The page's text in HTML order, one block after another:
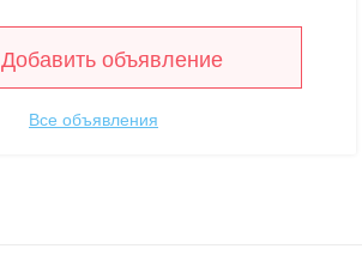
Добавить объявление
Все объявления